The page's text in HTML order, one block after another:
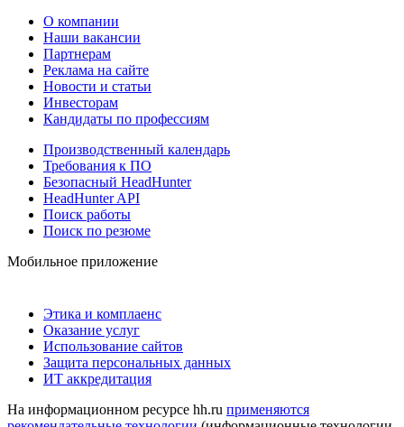
О компании
Наши вакансии
Партнерам
Реклама на сайте
Новости и статьи
Инвесторам
Кандидаты по профессиям
Производственный календарь
Требования к ПО
Безопасный HeadHunter
HeadHunter API
Поиск работы
Поиск по резюме
Мобильное приложение
Этика и комплаенс
Оказание услуг
Использование сайтов
Защита персональных данных
ИТ аккредитация
На информационном ресурсе hh.ru применяются